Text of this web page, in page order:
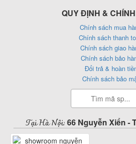
QUY ĐỊNH &
Chính sách mua
Chính sách thanh
Chính sách giao
Chính sách bảo
Đổi trả & hoàn
Chính sách bảo
Tại Hà Nội: 66 Nguyễn Xiển -